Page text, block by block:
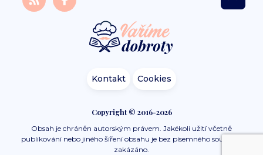
Kontakt Cookies
Copyright © 2016-2026
Obsah je chráněn autorským právem. Jakékoli užití včetně
publikování nebo jiného šíření obsahu je bez písemného souhlasu
zakázáno.